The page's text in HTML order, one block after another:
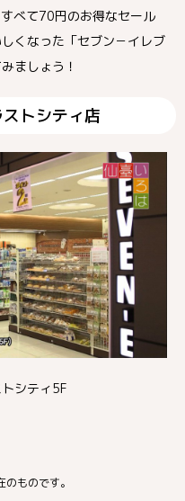
べて70円のお得なセール
くなった「セブン－イレブ
ましょう！
トシティ店
シティ5F
ものです。